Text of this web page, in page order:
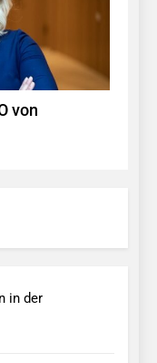
von
in der